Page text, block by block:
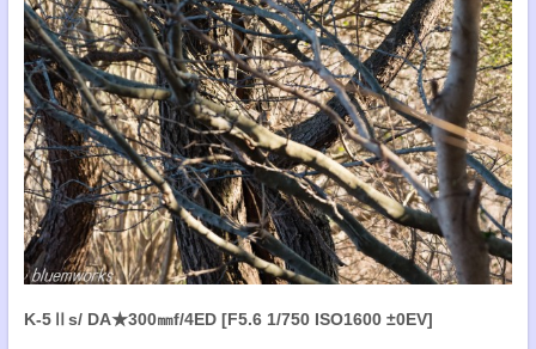
K-5Ⅱs/ DA★300㎜f/4ED [F5.6 1/750 ISO1600 ±0EV]